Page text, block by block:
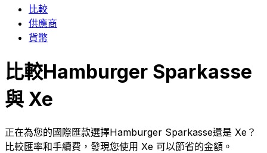
比較
供應商
貨幣
比較Hamburger Sparkasse
與 Xe
正在為您的國際匯款選擇Hamburger Sparkasse還是 Xe？
比較匯率和手續費，發現您使用 Xe 可以節省的金額。